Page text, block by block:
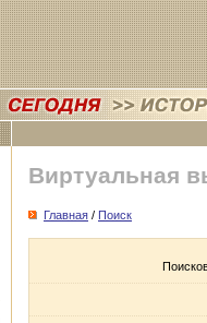
Виртуальная
Главная / Поиск